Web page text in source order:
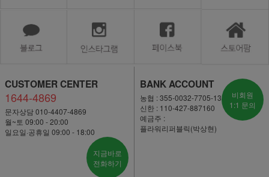
CUSTOMER CENTER
1644-4869
문자상담 010-4407-4869
월~토 09:00 - 20:00
일요일·공휴일 09:00 - 18:00
지금바로
전화하기
BANK ACCOUNT
농협 : 355-0032-7705-13
신한 : 110-427-887160
예금주 :
플라워리퍼블릭(박상현)
비회원
1:1 문의